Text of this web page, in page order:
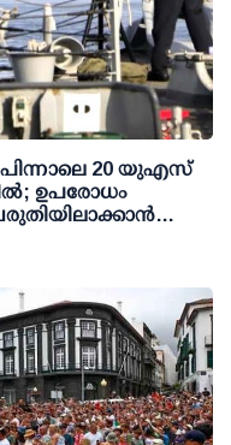
പിന്നാലെ 20 യുഎസ്